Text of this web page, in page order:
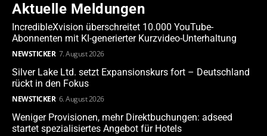
Aktuelle Meldungen
IncredibleXvision überschreitet 10.000 YouTube-
Abonnenten mit KI-generierter Kurzvideo-Unterhaltung
NEWSTICKER 7. August 2026
Silver Lake Ltd. setzt Expansionskurs fort – Deutschland
rückt in den Fokus
NEWSTICKER 6. August 2026
Weniger Provisionen, mehr Direktbuchungen: adseed
startet spezialisiertes Angebot für Hotels